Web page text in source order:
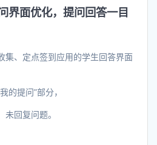
界面优化，提问回答一目
集、定点签到应用的学生回答界面
的提问”部分，
回复问题。